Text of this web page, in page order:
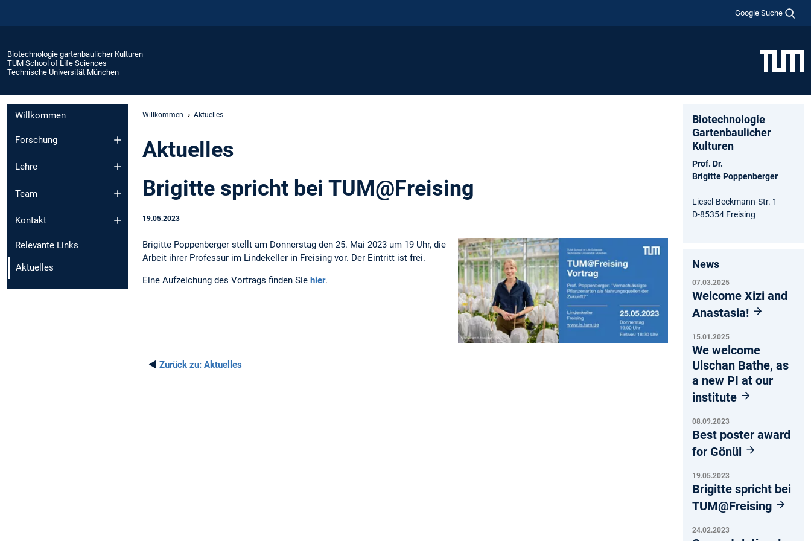
Google Suche
Biotechnologie gartenbaulicher Kulturen
TUM School of Life Sciences
Technische Universität München
Willkommen
Forschung
Lehre
Team
Kontakt
Relevante Links
Aktuelles
Willkommen Aktuelles
Aktuelles
Brigitte spricht bei TUM@Freising
19.05.2023
Brigitte Poppenberger stellt am Donnerstag den 25. Mai 2023 um 19 Uhr, die
Arbeit ihrer Professur im Lindekeller in Freising vor. Der Eintritt ist frei.
Eine Aufzeichung des Vortrags finden Sie hier.
◄ Zurück zu: Aktuelles
Biotechnologie
Gartenbaulicher
Kulturen
Prof. Dr.
Brigitte Poppenberger
Liesel-Beckmann-Str. 1
D-85354 Freising
News
07.03.2025
Welcome Xizi and
Anastasia!
15.01.2025
We welcome
Ulschan Bathe, as
a new PI at our
institute
08.09.2023
Best poster award
for Gönül
19.05.2023
Brigitte spricht bei
TUM@Freising
24.02.2023